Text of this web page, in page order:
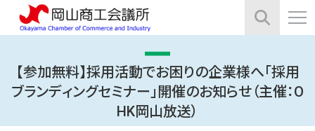
【参加無料】採用活動でお困りの企業様へ「採用
ブランディングセミナー」開催のお知らせ（主催：O
HK岡山放送）